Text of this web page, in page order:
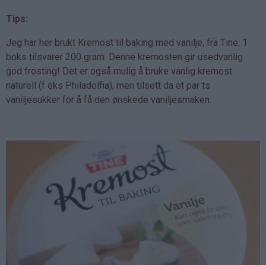
Tips:
Jeg har her brukt Kremost til baking med vanilje, fra Tine. 1
boks tilsvarer 200 gram. Denne kremosten gir usedvanlig
god frosting! Det er også mulig å bruke vanlig kremost
naturell (f eks Philadelfia), men tilsett da et par ts
vaniljesukker for å få den ønskede vaniljesmaken.